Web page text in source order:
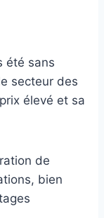
été sans
secteur des
élevé et sa
de
bien